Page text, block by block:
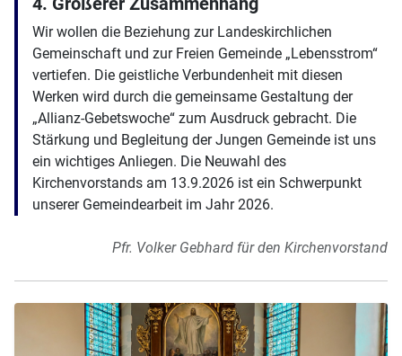
Wir wollen die Beziehung zur Landeskirchlichen
Gemeinschaft und zur Freien Gemeinde „Lebensstrom“
vertiefen. Die geistliche Verbundenheit mit diesen
Werken wird durch die gemeinsame Gestaltung der
„Allianz-Gebetswoche“ zum Ausdruck gebracht. Die
Stärkung und Begleitung der Jungen Gemeinde ist uns
ein wichtiges Anliegen. Die Neuwahl des
Kirchenvorstands am 13.9.2026 ist ein Schwerpunkt
unserer Gemeindearbeit im Jahr 2026.
Pfr. Volker Gebhard für den Kirchenvorstand